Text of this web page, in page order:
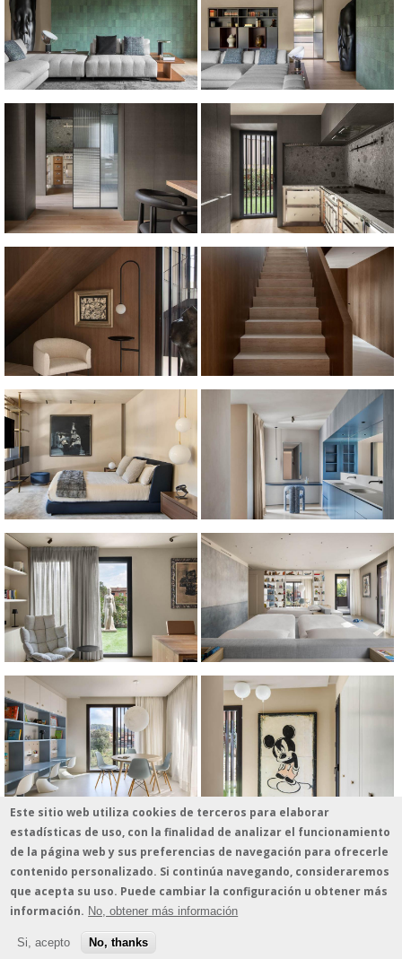
© 2026 - estudio vilablanch · Amigó 78-80, 1º B · 08021 Barcelona · Tel. 935 513
339 · estudio@vilablanch.com
Aviso legal
/Información sobre cookies
Este sitio web utiliza cookies de terceros para elaborar
estadísticas de uso, con la finalidad de analizar el funcionamiento
de la página web y sus preferencias de navegación para ofrecerle
contenido personalizado. Si continúa navegando, consideraremos
que acepta su uso. Puede cambiar la configuración u obtener más
información. No, obtener más información
Si, acepto No, thanks